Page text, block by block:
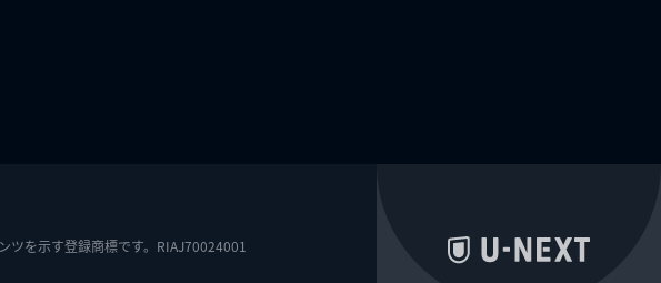
ツを示す登録商標です。RIAJ70024001